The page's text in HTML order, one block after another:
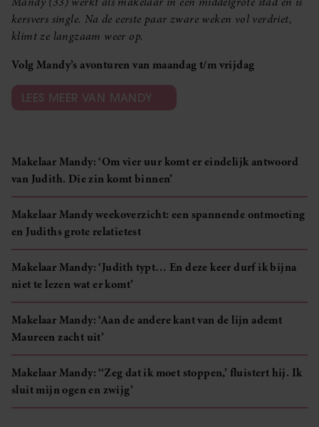
kersvers single. Na de eerste paar zware weken vol verdriet,
klimt ze langzaam weer op.
Volg Mandy’s avonturen van maandag t/m vrijdag
LEES MEER VAN MANDY
Makelaar Mandy: ‘Om vier uur komt er eindelijk antwoord
van Judith. Die zin komt binnen’
Makelaar Mandy weekoverzicht: een spannende ontmoeting
en Judiths grote relatietest
Makelaar Mandy: ‘Judith typt… En deze keer durf ik bijna
niet te lezen wat er komt’
Makelaar Mandy: ‘Aan de andere kant van de lijn ademt
Maureen zacht uit’
Makelaar Mandy: ‘‘Zeg dat ik moet stoppen,’ fluistert hij. Ik
sluit mijn ogen en zwijg’